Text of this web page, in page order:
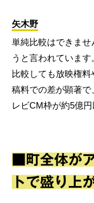
矢木野
単純比較はできま
うと言われていま
比較しても放映権
稿料での差が顕著
レビCM枠が約5億円
■町全体が
トで盛り上